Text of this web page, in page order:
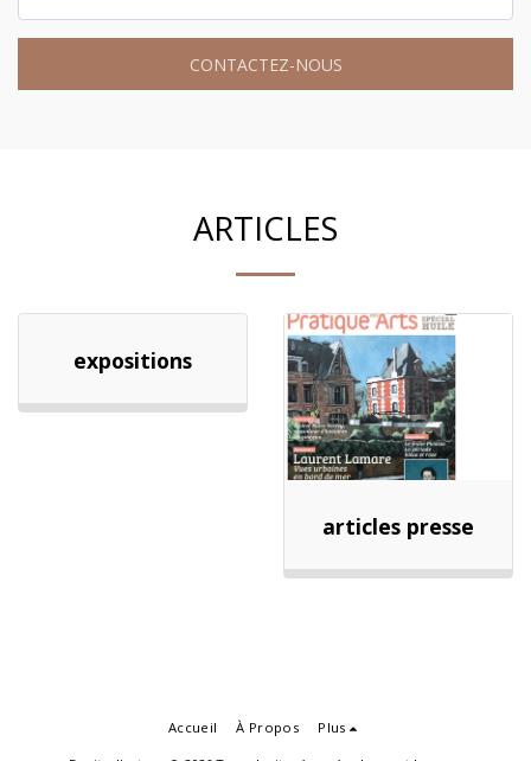
CONTACTEZ-NOUS
ARTICLES
expositions
articles presse
Accueil À Propos Plus